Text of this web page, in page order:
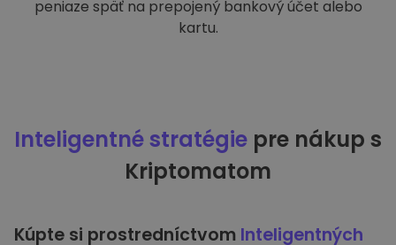
peniaze späť na prepojený bankový účet alebo
kartu.
Inteligentné stratégie pre nákup s
Kriptomatom
Kúpte si prostredníctvom Inteligentných